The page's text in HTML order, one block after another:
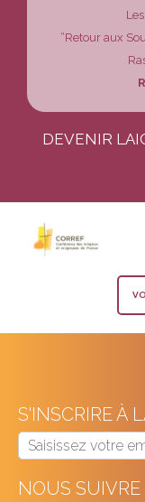
“Retour aux
DEVENIR
S'INSCRIRE À
NOUS